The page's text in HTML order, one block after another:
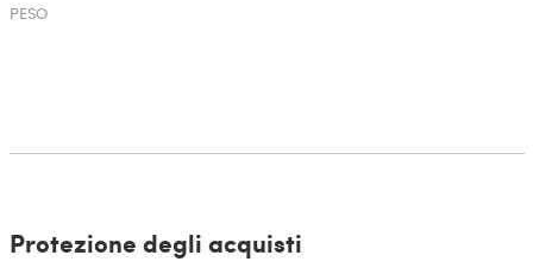
PESO
Protezione degli acquisti